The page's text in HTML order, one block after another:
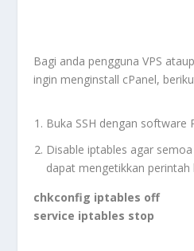
Bagi anda pengguna VPS
ingin menginstall cPanel,
Buka SSH dengan software
Disable iptables agar
dapat mengetikkan perintah
chkconfig iptables off
service iptables stop